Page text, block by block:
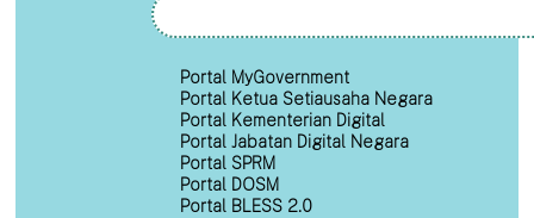
Portal MyGovernment
Portal Ketua Setiausaha Negara
Portal Kementerian Digital
Portal Jabatan Digital Negara
Portal SPRM
Portal DOSM
Portal BLESS 2.0